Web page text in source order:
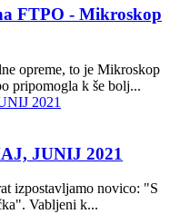
FTPO - Mikroskop
opreme, to je Mikroskop
pripomogla k še bolj...
JUNIJ 2021
izpostavljamo novico: "S
Vabljeni k...